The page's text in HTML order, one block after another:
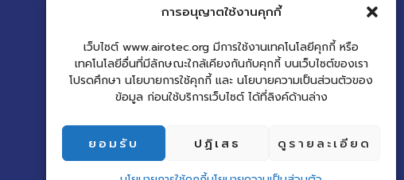
การอนุญาตใช้งานคุกกี้
เว็บไซต์ www.airotec.org มีการใช้งานเทคโนโลยีคุกกี้ หรือ
เทคโนโลยีอื่นที่มีลักษณะใกล้เคียงกันกับคุกกี้ บนเว็บไซต์ของเรา
โปรดศึกษา นโยบายการใช้คุกกี้ และ นโยบายความเป็นส่วนตัวของ
ข้อมูล ก่อนใช้บริการเว็บไซต์ ได้ที่ลิงค์ด้านล่าง
ยอมรับ ปฏิเสธ ดูรายละเอียด
เฉลิมพระเกียรติ (อาคาร 27)
เลขที่ 202 ถนนช้างเผือก ตำบลช้างเผือก
อำเภอเมือง จังหวัดเชียงใหม่ 50300